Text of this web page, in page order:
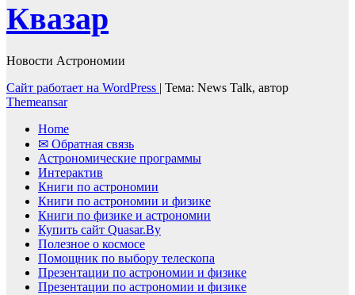
Квазар
Новости Астрономии
Сайт работает на WordPress
Тема: News Talk, автор
Themeansar
Home
✉ Обратная связь
Астрономические программы
Интерактив
Книги по астрономии
Книги по астрономии и физике
Книги по физике и астрономии
Купить сайт Quasar.By
Полезное о космосе
Помощник по выбору телескопа
Презентации по астрономии и физике
Презентации по астрономии и физике